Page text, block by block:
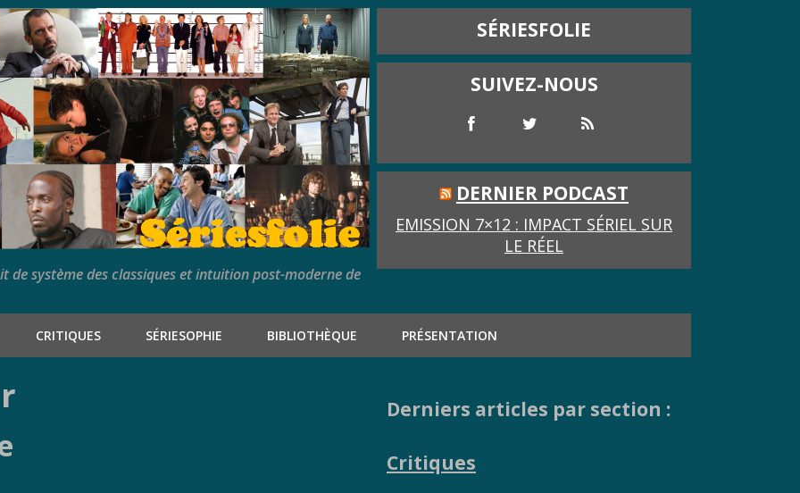
système des classiques et intuition post-moderne de
SÉRIESFOLIE
SUIVEZ-NOUS
DERNIER PODCAST
EMISSION 7×12 : IMPACT SÉRIEL SUR
LE RÉEL
CRITIQUES SÉRIESOPHIE BIBLIOTHÈQUE PRÉSENTATION
Derniers articles par section :
Critiques